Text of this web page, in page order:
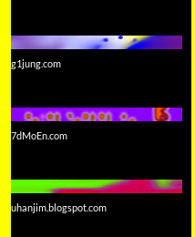
g1jung.com
7dMoEn.com
uhanjim.blogspot.com